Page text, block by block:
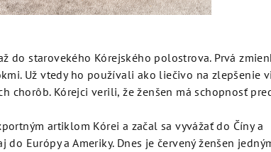
do starovekého Kórejského polostrova. Prvá
Už vtedy ho používali ako liečivo na zlepšenie
chorôb. Kórejci verili, že ženšen má schopnosť
artiklom Kórei a začal sa vyvážať do Číny a
Európy a Ameriky. Dnes je červený ženšen